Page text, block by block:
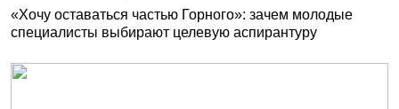
«Хочу оставаться частью Горного»: зачем молодые
специалисты выбирают целевую аспирантуру